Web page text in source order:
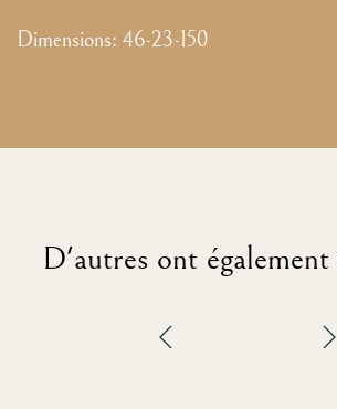
Dimensions: 46-23-150
D'autres ont également